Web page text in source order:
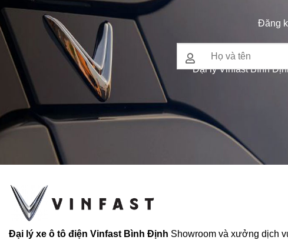
Đăng
Đại lý Vinfast Bình
Đại lý xe ô tô điện Vinfast Bình Định Showroom và xưởng dịch